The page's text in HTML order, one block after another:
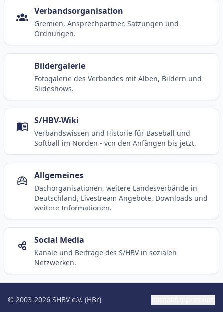
Verbandsorganisation
Gremien, Ansprechpartner, Satzungen und
Ordnungen.
Bildergalerie
Fotogalerie des Verbandes mit Alben, Bildern und
Slideshows.
S/HBV-Wiki
Verbandswissen und Historie für Baseball und
Softball im Norden - von den Anfängen bis jetzt.
Allgemeines
Dachorganisationen, weitere Landesverbände in
Deutschland, Livestream Angebote, Downloads und
weitere Informationen.
Social Media
Kanäle und Beiträge des S/HBV in sozialen
Netzwerken.
© 2003-2026 SHBV e.V. (HBr)